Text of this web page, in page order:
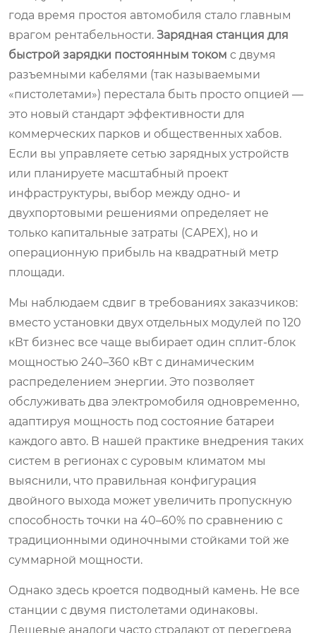
года время простоя автомобиля стало главным
врагом рентабельности. Зарядная станция для
быстрой зарядки постоянным током с двумя
разъемными кабелями (так называемыми
«пистолетами») перестала быть просто опцией —
это новый стандарт эффективности для
коммерческих парков и общественных хабов.
Если вы управляете сетью зарядных устройств
или планируете масштабный проект
инфраструктуры, выбор между одно- и
двухпортовыми решениями определяет не
только капитальные затраты (CAPEX), но и
операционную прибыль на квадратный метр
площади.
Мы наблюдаем сдвиг в требованиях заказчиков:
вместо установки двух отдельных модулей по 120
кВт бизнес все чаще выбирает один сплит-блок
мощностью 240–360 кВт с динамическим
распределением энергии. Это позволяет
обслуживать два электромобиля одновременно,
адаптируя мощность под состояние батареи
каждого авто. В нашей практике внедрения таких
систем в регионах с суровым климатом мы
выяснили, что правильная конфигурация
двойного выхода может увеличить пропускную
способность точки на 40–60% по сравнению с
традиционными одиночными стойками той же
суммарной мощности.
Однако здесь кроется подводный камень. Не все
станции с двумя пистолетами одинаковы.
Дешевые аналоги часто страдают от перегрева